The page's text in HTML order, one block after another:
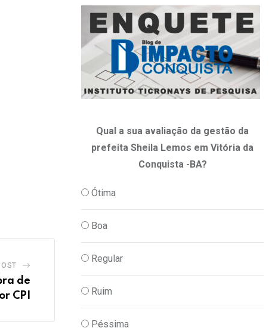
de
CPI
Qual a sua avaliação da gestão da
prefeita Sheila Lemos em Vitória da
Conquista -BA?
Ótima
Boa
Regular
Ruim
Péssima